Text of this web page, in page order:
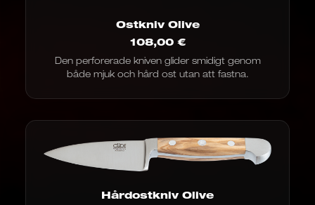
Ostkniv Olive
108,00 €
Den perforerade kniven glider smidigt genom
både mjuk och hård ost utan att fastna.
Hårdostkniv Olive